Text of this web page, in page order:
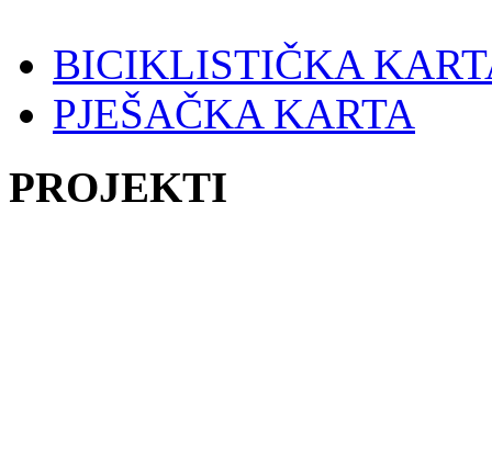
BICIKLISTIČKA
PJEŠAČKA KARTA
PROJEKTI